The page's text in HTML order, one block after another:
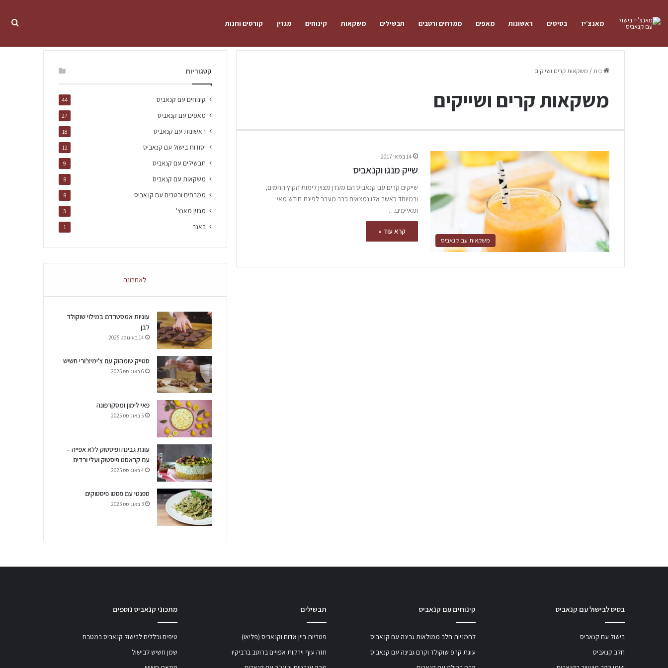
מאנצ׳יז בסיסים ראשונות מאפים ממרחים ורטבים תבשילים משקאות קינוחים מגזין קורסים וחנות
בית/ משקאות קרים ושייקים
משקאות קרים ושייקים
משקאות עם קנאביס
14 במאי 2017
שייק מנגו וקנאביס
שייקים קרים עם קנאביס הם מעדן מצוין לימות הקיץ החמים,
ובמיוחד כאשר אלו נמצאים כבר מעבר לפינת חודש מאי
ומאיימים…
קרא עוד »
קטגוריות
קינוחים עם קנאביס 44
מאפים עם קנאביס 27
ראשונות עם קנאביס 18
יסודות בישול עם קנאביס 12
תבשילים עם קנאביס 9
משקאות עם קנאביס 8
ממרחים ורטבים עם קנאביס 8
מגזין מאנצ' 3
באנר 1
לאחרונה
עוגיות אמסטרדם במילוי שוקולד
לבן
14 באוגוסט 2025
סטייק טומהוק עם צ'ימיצ'ורי חשיש
6 באוגוסט 2025
פאי לימון ומסקרפונה
5 באוגוסט 2025
עוגת גבינה ופיסטוק ללא אפייה –
עם קראסט פיסטוק ועלי ורדים
4 באוגוסט 2025
ספגטי עם פסטו פיסטוקים
3 באוגוסט 2025
בסיס לבישול עם קנאביס
בישול עם קנאביס
חלב קנאביס
קינוחים עם קנאביס
לחמניות חלב ממולאות גבינה עם קנאביס
עוגת קרפ שוקולד וקרם גבינה עם קנאביס
תבשילים
פטריות ביין אדום וקנאביס (פליאו)
חזה עוף וירקות אפויים ברוטב ברביקיו
מתכוני קנאביס נוספים
טיפים וכללים לבישול קנאביס במטבח
שמן חשיש לבישול